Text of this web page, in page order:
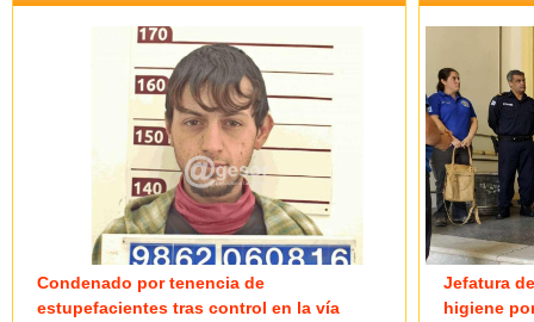
Condenado por tenencia de
estupefacientes tras control en la vía
Jefatura
higiene